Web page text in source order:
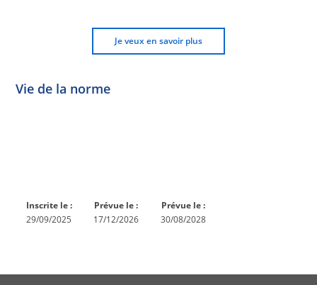
Je veux en savoir plus
Vie de la norme
Inscrite le :
29/09/2025
Prévue le :
17/12/2026
Prévue le :
30/08/2028